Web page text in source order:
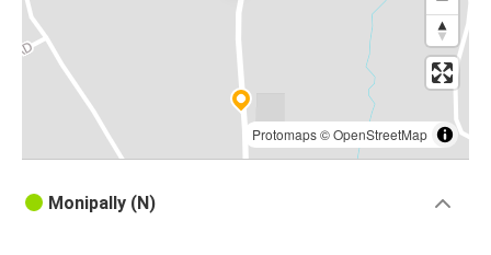
Protomaps©OpenStreetMap
Monipally (N)